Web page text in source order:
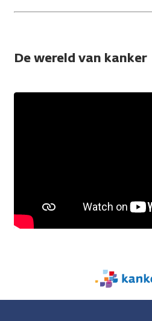
De wereld van kanker
We
zijn